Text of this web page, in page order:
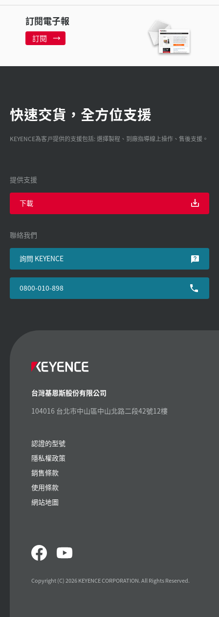
訂閱電子報
訂閱
快速交貨，全方位支援
KEYENCE為客戸提供的支援包括: 選擇製程、到廠指導線上操作、售後支援。
提供支援
下載
聯絡我們
詢問 KEYENCE
0800-010-898
台灣基恩斯股份有限公司
104016 台北市中山區中山北路二段42號12樓
認證的型號
隱私權政策
銷售條款
使用條款
網站地圖
Copyright (C) 2026 KEYENCE CORPORATION. All Rights Reserved.